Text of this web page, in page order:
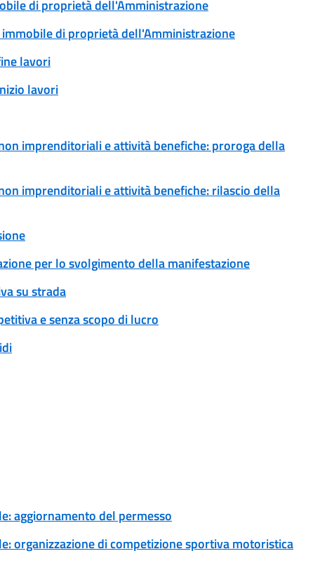
di proprietà dell'Amministrazione
di proprietà dell'Amministrazione
lavori
lavori
imprenditoriali e attività benefiche: proroga della
imprenditoriali e attività benefiche: rilascio della
per lo svolgimento della manifestazione
su strada
e senza scopo di lucro
aggiornamento del permesso
organizzazione di competizione sportiva motoristica